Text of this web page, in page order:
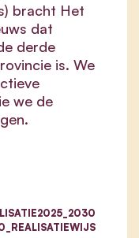
bracht Het
dat
derde
is. We
we de